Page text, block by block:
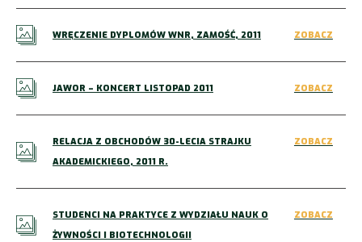
WRĘCZENIE DYPLOMÓW WNR, ZAMOŚĆ, 2011 ZOBACZ
JAWOR – KONCERT LISTOPAD 2011 ZOBACZ
RELACJA Z OBCHODÓW 30-LECIA STRAJKU
AKADEMICKIEGO, 2011 R.
ZOBACZ
STUDENCI NA PRAKTYCE Z WYDZIAŁU NAUK O
ŻYWNOŚCI I BIOTECHNOLOGII
ZOBACZ